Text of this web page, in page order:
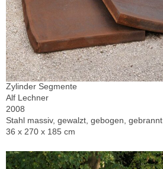
Zylinder Segmente
Alf Lechner
2008
Stahl massiv, gewalzt, gebogen, gebrannt
36 x 270 x 185 cm